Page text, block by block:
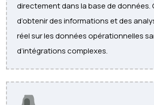
directement dans la base de données.
d’obtenir des informations et des
réel sur les données opérationnelles
d’intégrations complexes.